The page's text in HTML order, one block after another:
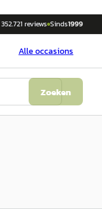
352.721 reviews Sinds1999
Alle occasions
Zoeken